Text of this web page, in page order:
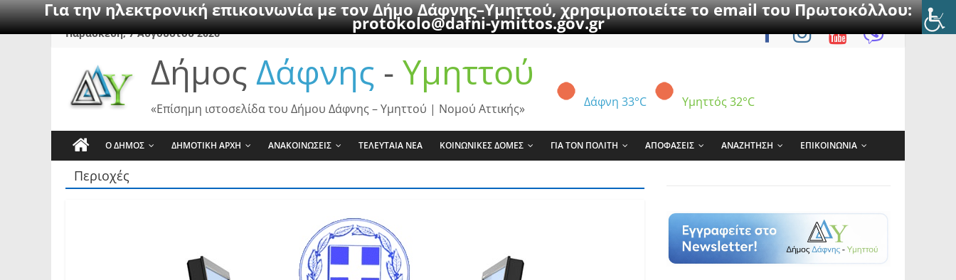
Για την ηλεκτρονική επικοινωνία με τον Δήμο Δάφνης–Υμηττού, χρησιμοποιείτε το email του Πρωτοκόλλου:
protokolo@dafni-ymittos.gov.gr
SkipΠαρασκευή, 7 Αυγούστου 2026
Δήμος Δάφνης - Υμηττού
Δάφνη 33°C Υμηττός 32°C
«Επίσημη ιστοσελίδα του Δήμου Δάφνης – Υμηττού | Νομού Αττικής»
Ο ΔΗΜΟΣ ΔΗΜΟΤΙΚΗ ΑΡΧΗ ΑΝΑΚΟΙΝΩΣΕΙΣ ΤΕΛΕΥΤΑΙΑ ΝΕΑ ΚΟΙΝΩΝΙΚΕΣ ΔΟΜΕΣ ΓΙΑ ΤΟΝ ΠΟΛΙΤΗ ΑΠΟΦΑΣΕΙΣ ΑΝΑΖΗΤΗΣΗ ΕΠΙΚΟΙΝΩΝΙΑ
Περιοχές